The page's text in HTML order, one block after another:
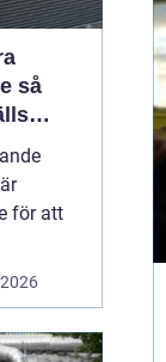
lok
för att
ska
d...